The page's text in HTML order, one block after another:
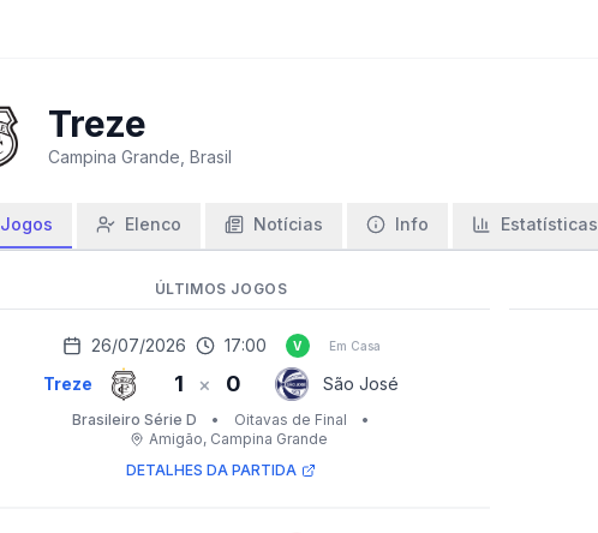
Treze
Campina Grande, Brasil
Jogos Elenco Notícias Info Estatísticas
ÚLTIMOS JOGOS
26/07/2026 17:00 V Em Casa
Treze 1 × 0 São José
Brasileiro Série D • Oitavas de Final
•
Amigão, Campina Grande
DETALHES DA PARTIDA